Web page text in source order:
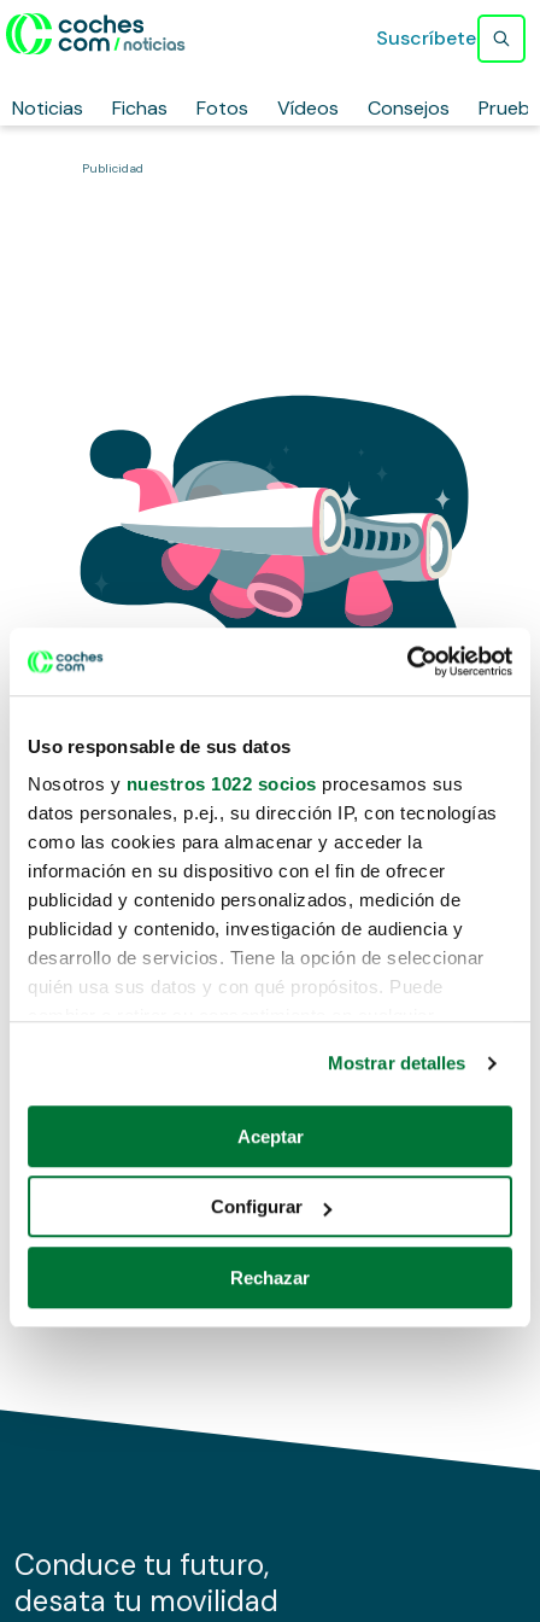
Uso responsable de sus datos
Nosotros y nuestros 1022 socios procesamos sus
datos personales, p.ej., su dirección IP, con tecnologías
como las cookies para almacenar y acceder la
información en su dispositivo con el fin de ofrecer
publicidad y contenido personalizados, medición de
publicidad y contenido, investigación de audiencia y
desarrollo de servicios. Tiene la opción de seleccionar
quién usa sus datos y con qué propósitos. Puede
Si lo permite, también quisiéramos:
Recopilar información sobre su ubicación geográfica
Identificar su dispositivo analizándolo activamente
para buscar características específicas (huellas
Obtenga más información sobre cómo se procesan sus
de cookies.
información sobre el uso que haga del sitio web con
nuestros partners de redes sociales, publicidad y análisis
Mostrar detalles
Aceptar
Configurar
Rechazar
Noticias Fichas Fotos Vídeos Consejos
Suscríbete
Publicidad
Lo sentimos, no sabemos como
te hemos traido hasta aquí.
Pero puedes encontrar el coche que estás
buscando en alguno de estos enlaces:
Coches de segunda mano
Coches de km0
Conduce tu futuro,
desata tu movilidad